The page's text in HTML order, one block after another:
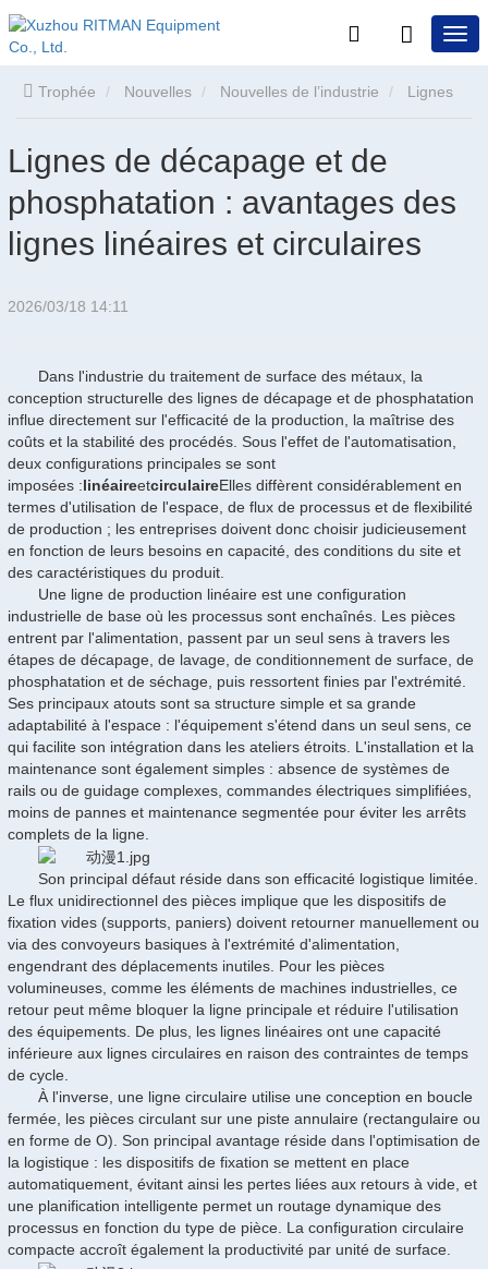
Trophée Nouvelles Nouvelles de l’industrie
de décapage et de phosphatation : avantages des lignes
linéaires et circulaires
Lignes de décapage et de
phosphatation : avantages des
lignes linéaires et circulaires
2026/03/18 14:11
Dans l'industrie du traitement de surface des métaux, la
conception structurelle des lignes de décapage et de phosphatation
influe directement sur l'efficacité de la production, la maîtrise des
coûts et la stabilité des procédés. Sous l'effet de l'automatisation,
deux configurations principales se sont
imposées :linéaireetcirculaireElles diffèrent considérablement en
termes d'utilisation de l'espace, de flux de processus et de flexibilité
de production ; les entreprises doivent donc choisir judicieusement
en fonction de leurs besoins en capacité, des conditions du site et
des caractéristiques du produit.
Une ligne de production linéaire est une configuration
industrielle de base où les processus sont enchaînés. Les pièces
entrent par l'alimentation, passent par un seul sens à travers les
étapes de décapage, de lavage, de conditionnement de surface, de
phosphatation et de séchage, puis ressortent finies par l'extrémité.
Ses principaux atouts sont sa structure simple et sa grande
adaptabilité à l'espace : l'équipement s'étend dans un seul sens, ce
qui facilite son intégration dans les ateliers étroits. L'installation et la
maintenance sont également simples : absence de systèmes de
rails ou de guidage complexes, commandes électriques simplifiées,
moins de pannes et maintenance segmentée pour éviter les arrêts
complets de la ligne.
Son principal défaut réside dans son efficacité logistique limitée.
Le flux unidirectionnel des pièces implique que les dispositifs de
fixation vides (supports, paniers) doivent retourner manuellement ou
via des convoyeurs basiques à l'extrémité d'alimentation,
engendrant des déplacements inutiles. Pour les pièces
volumineuses, comme les éléments de machines industrielles, ce
retour peut même bloquer la ligne principale et réduire l'utilisation
des équipements. De plus, les lignes linéaires ont une capacité
inférieure aux lignes circulaires en raison des contraintes de temps
de cycle.
À l'inverse, une ligne circulaire utilise une conception en boucle
fermée, les pièces circulant sur une piste annulaire (rectangulaire ou
en forme de O). Son principal avantage réside dans l'optimisation de
la logistique : les dispositifs de fixation se mettent en place
automatiquement, évitant ainsi les pertes liées aux retours à vide, et
une planification intelligente permet un routage dynamique des
processus en fonction du type de pièce. La configuration circulaire
compacte accroît également la productivité par unité de surface.